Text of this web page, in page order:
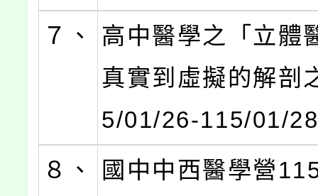
７、
高中醫學之「立體
真實到虛擬的解剖
5/01/26-115/01/
８、
國中中西醫學營